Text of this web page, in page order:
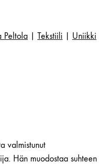
Peltola Tekstiili Uniikki
valmistunut
Hän muodostaa suhteen